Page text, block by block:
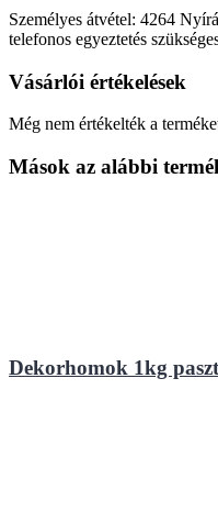
Személyes átvétel: 4264
telefonos egyeztetés
Vásárlói értékelések
Még nem értékelték a
Mások az alábbi
Dekorhomok 1kg